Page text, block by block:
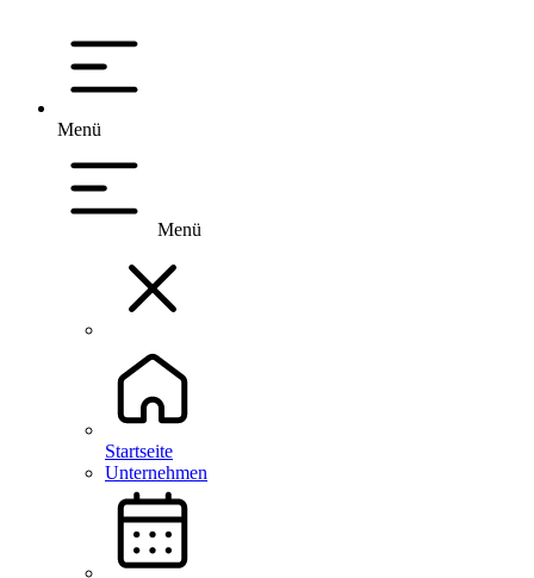
Menü
Menü
Startseite
Unternehmen